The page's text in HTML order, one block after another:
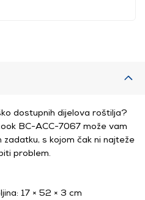
dostupnih dijelova roštilja?
BC-ACC-7067 može vam
s kojom čak ni najteže
problem.
17 × 52 × 3 cm